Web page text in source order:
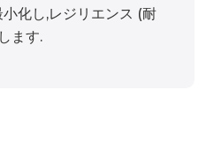
化し,レジリエンス (耐
ます.